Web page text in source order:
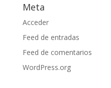
Meta
Acceder
Feed de entradas
Feed de comentarios
WordPress.org